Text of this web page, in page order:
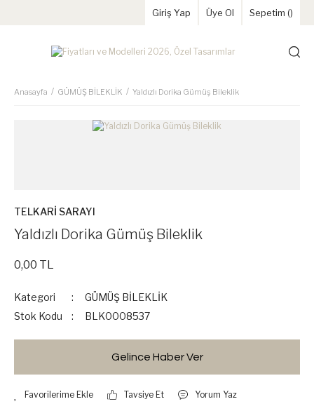
Giriş Yap Üye Ol Sepetim ()
Anasayfa GÜMÜŞ BİLEKLİK Yaldızlı Dorika Gümüş Bileklik
TELKARİ SARAYI
Yaldızlı Dorika Gümüş Bileklik
0,00 TL
Kategori
GÜMÜŞ BİLEKLİK
Stok Kodu
BLK0008537
Gelince Haber Ver
Tavsiye Et Yorum Yaz